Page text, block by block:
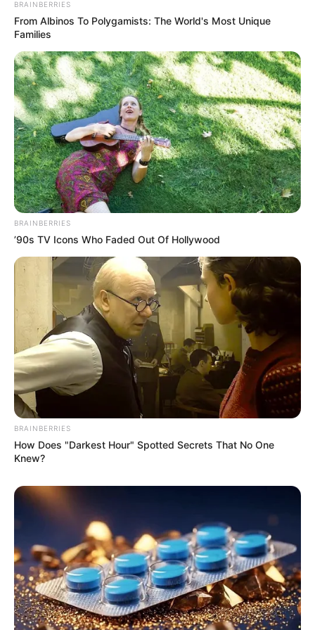
DRÁMA 0 27
Minden egyes éjszaka a férjem
titokban besurrant az édesanyja
szobájába, és reggelig ott maradt,
miközben újra meg újra hazudott
nekem
**Minden egyes éjszaka a férjem titokban besurrant az
édesanyja szobájába, és reggelig ott maradt,
ÉRDEKES 0 254
A testvérek egy fához kötözték saját
húgukat, mert meg voltak győződve
arról, hogy szégyent hozott a
családra, és kegyetlenül meg akarták
büntetni
A testvérek egy fához kötözték saját húgukat, mert meg
voltak győződve arról, hogy szégyent
Leave a Reply
Email*
BRAINBERRIES
From Albinos To Polygamists: The World's Most Unique
Families
BRAINBERRIES
’90s TV Icons Who Faded Out Of Hollywood
BRAINBERRIES
How Does "Darkest Hour" Spotted Secrets That No One
Knew?